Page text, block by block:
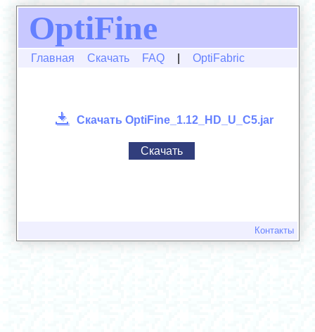
OptiFine
Главная Скачать FAQ OptiFabric
Скачать OptiFine_1.12_HD_U_C5.jar
Скачать
Контакты